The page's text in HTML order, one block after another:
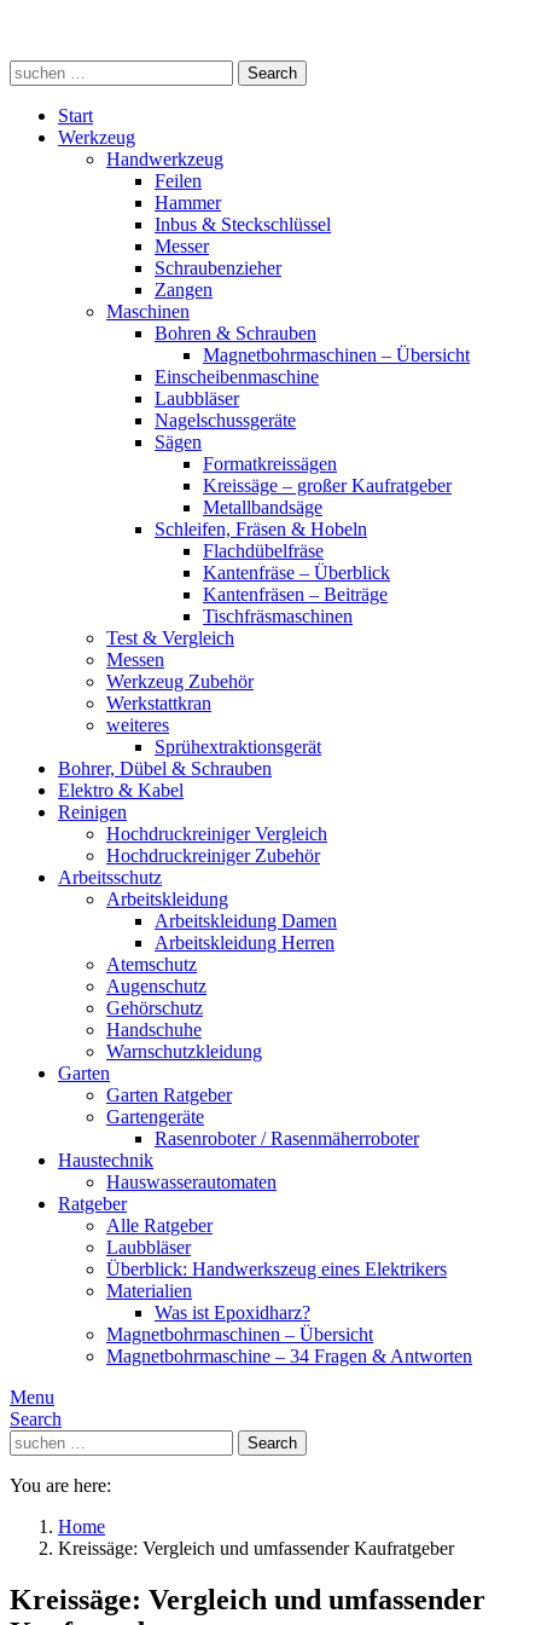
Search
for:
Search
Start
Werkzeug
Handwerkzeug
Feilen
Hammer
Inbus & Steckschlüssel
Messer
Schraubenzieher
Zangen
Maschinen
Bohren & Schrauben
Magnetbohrmaschinen – Übersicht
Einscheibenmaschine
Laubbläser
Nagelschussgeräte
Sägen
Formatkreissägen
Kreissäge – großer Kaufratgeber
Metallbandsäge
Schleifen, Fräsen & Hobeln
Flachdübelfräse
Kantenfräse – Überblick
Kantenfräsen – Beiträge
Tischfräsmaschinen
Test & Vergleich
Messen
Werkzeug Zubehör
Werkstattkran
weiteres
Sprühextraktionsgerät
Bohrer, Dübel & Schrauben
Elektro & Kabel
Reinigen
Hochdruckreiniger Vergleich
Hochdruckreiniger Zubehör
Arbeitsschutz
Arbeitskleidung
Arbeitskleidung Damen
Arbeitskleidung Herren
Atemschutz
Augenschutz
Gehörschutz
Handschuhe
Warnschutzkleidung
Garten
Garten Ratgeber
Gartengeräte
Rasenroboter / Rasenmäherroboter
Haustechnik
Hauswasserautomaten
Ratgeber
Alle Ratgeber
Laubbläser
Überblick: Handwerkszeug eines Elektrikers
Materialien
Was ist Epoxidharz?
Magnetbohrmaschinen – Übersicht
Magnetbohrmaschine – 34 Fragen & Antworten
Menu
Search
Search
for:
Search
You are here:
Home
Kreissäge: Vergleich und umfassender Kaufratgeber
Kreissäge: Vergleich und umfassender